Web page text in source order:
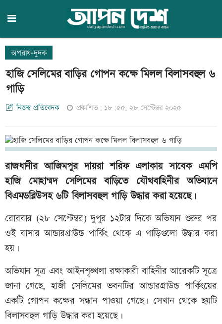
অপরাধ-দুদক
হাজি সেলিমের বাড়ির গোপন কক্ষে মিলল বিলাসবহুল ৬
গাড়ি
নিজস্ব প্রতিবেদক প্রকাশিত: ১৮:৫৫, ২৮ সেপ্টেম্বর ২০২৫
রাজধানীর আজিমপুর দায়রা শরিফ এলাকায় সাবেক এমপি
হাজি মোহাম্মদ সেলিমের বাড়িতে যৌথবাহিনীর অভিযানে
বিএমডব্লিউসহ ৬টি বিলাসবহুল গাড়ি উদ্ধার করা হয়েছে।
রোববার (২৮ সেপ্টেম্বর) দুপুর ১২টার দিকে অভিযান শুরুর পর
ওই বাসার আন্ডারগ্রাউন্ড পার্কিং থেকে এ গাড়িগুলো উদ্ধার করা
হয়।
অভিযান সূত্র এবং আইনশৃঙ্খলা রক্ষাকারী বাহিনীর আরেকটি সূত্রে
জানা গেছে, হাজী সেলিমের ভবনটির আন্ডারগ্রাউন্ড পার্কিংয়ের
একটি গোপন কক্ষের সন্ধান পাওয়া গেছে। সেখান থেকে ছয়টি
বিলাসবহুল গাড়ি উদ্ধার করা হয়েছে।